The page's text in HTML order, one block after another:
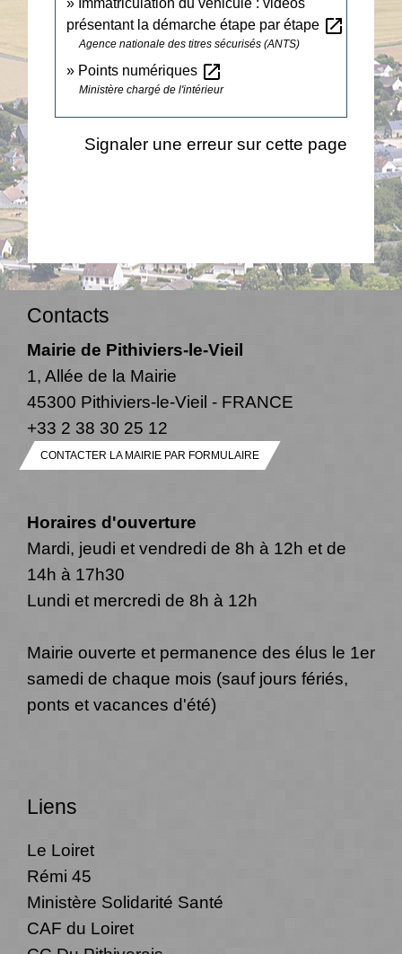
Immatriculation du véhicule : vidéos
présentant la démarche étape par étape open_in_new
Agence nationale des titres sécurisés (ANTS)
Points numériques open_in_new
Ministère chargé de l'intérieur
Signaler une erreur sur cette page
Contacts
Mairie de Pithiviers-le-Vieil
1, Allée de la Mairie
45300 Pithiviers-le-Vieil - FRANCE
+33 2 38 30 25 12
CONTACTER LA MAIRIE PAR FORMULAIRE
Horaires d'ouverture
Mardi, jeudi et vendredi de 8h à 12h et de
14h à 17h30
Lundi et mercredi de 8h à 12h
Mairie ouverte et permanence des élus le 1er
samedi de chaque mois (sauf jours fériés,
ponts et vacances d'été)
Liens
Le Loiret
Rémi 45
Ministère Solidarité Santé
CAF du Loiret